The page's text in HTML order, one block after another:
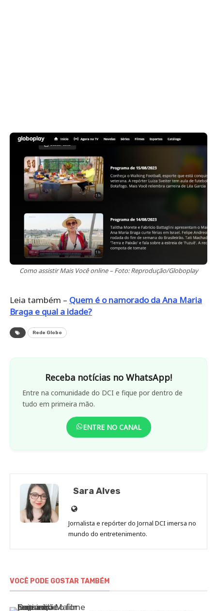
Como assistir Mais Você online – Foto: Reprodução/Globoplay
Leia também – Quem é o namorado da Ana Maria
Braga e qual a idade?
Rede Globo
Receba notícias no WhatsApp!
Entre na comunidade do DCI e fique por dentro de
tudo em primeira mão.
ENTRE NO CANAL
Sara Alves
Site
de
Sara
Jornalista e repórter do Jornal DCI imersa no
mundo do entretenimento.
VOCÊ PODE GOSTAR TAMBÉM